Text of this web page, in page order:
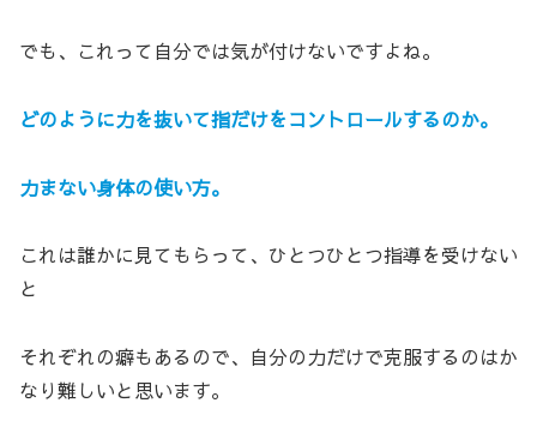
でも、これって自分では気が付けないですよね。
どのように力を抜いて指だけをコントロールするのか。
力まない身体の使い方。
これは誰かに見てもらって、ひとつひとつ指導を受けない
と
それぞれの癖もあるので、自分の力だけで克服するのはか
なり難しいと思います。